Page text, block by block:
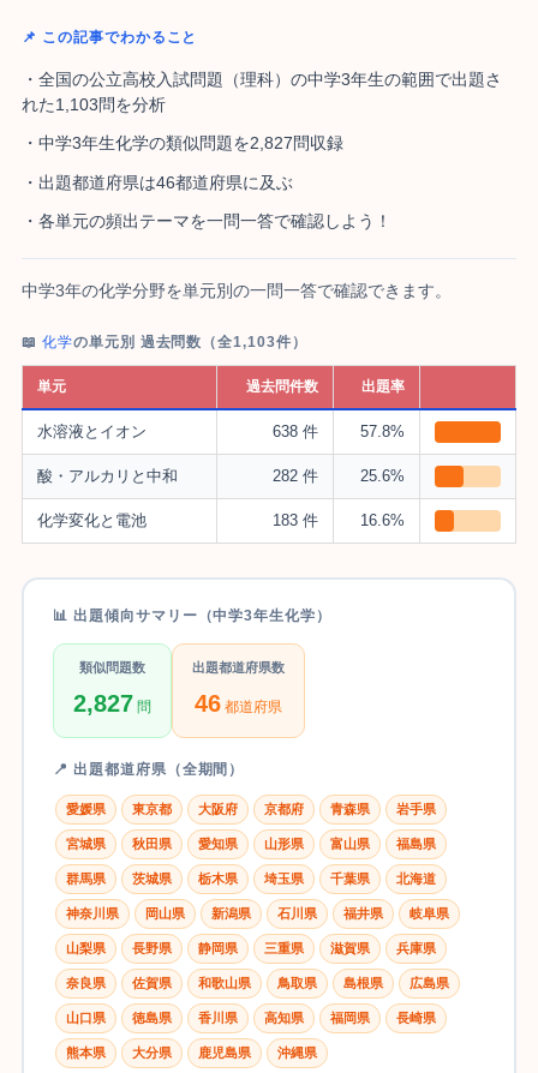
📌 この記事でわかること
・全国の公立高校入試問題（理科）の中学3年生の範囲で出題さ
れた1,103問を分析
・中学3年生化学の類似問題を2,827問収録
・出題都道府県は46都道府県に及ぶ
・各単元の頻出テーマを一問一答で確認しよう！
中学3年の化学分野を単元別の一問一答で確認できます。
📖 化学の単元別 過去問数（全1,103件）
単元 過去問件数 出題率
水溶液とイオン 638 件 57.8%
酸・アルカリと中和 282 件 25.6%
化学変化と電池 183 件 16.6%
📊 出題傾向サマリー（中学3年生化学）
類似問題数
2,827 問
出題都道府県数
46都道府県
📍 出題都道府県（全期間）
愛媛県 東京都 大阪府 京都府 青森県 岩手県
宮城県 秋田県 愛知県 山形県 富山県 福島県
群馬県 茨城県 栃木県 埼玉県 千葉県 北海道
神奈川県 岡山県 新潟県 石川県 福井県 岐阜県
山梨県 長野県 静岡県 三重県 滋賀県 兵庫県
奈良県 佐賀県 和歌山県 鳥取県 島根県 広島県
山口県 徳島県 香川県 高知県 福岡県 長崎県
熊本県 大分県 鹿児島県 沖縄県